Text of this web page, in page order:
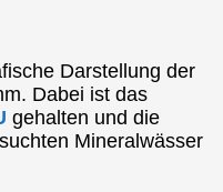
Darstellung der
Dabei ist das
gehalten und die
Mineralwässer